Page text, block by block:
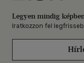
Legyen mindig
Iratkozzon fel